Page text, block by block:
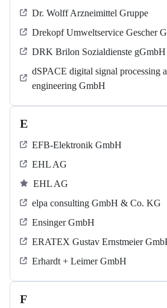
Dr. Wolff Arzneimittel Gruppe
Drekopf Umweltservice Gescher
DRK Brilon Sozialdienste gGmbH
dSPACE digital signal processing
engineering GmbH
E
EFB-Elektronik GmbH
EHL AG
EHL AG
elpa consulting GmbH & Co. KG
Ensinger GmbH
ERATEX Gustav Ernstmeier
Erhardt + Leimer GmbH
F